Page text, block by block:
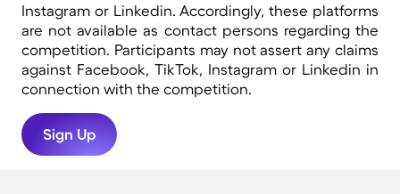
Instagram or Linkedin. Accordingly, these platforms
are not available as contact persons regarding the
competition. Participants may not assert any claims
against Facebook, TikTok, Instagram or Linkedin in
connection with the competition.
Sign Up